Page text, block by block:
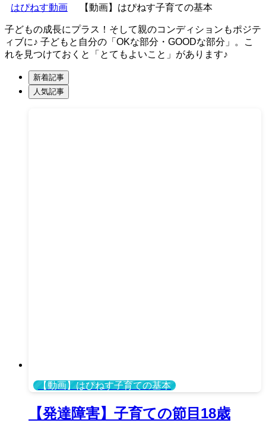
はぴねす動画 【動画】はぴねす子育ての基本
子どもの成長にプラス！そして親のコンディションもポジテ
ィブに♪ 子どもと自分の「OKな部分・GOODな部分」。こ
れを見つけておくと「とてもよいこと」があります♪
新着記事
人気記事
【動画】はぴねす子育ての基本
【発達障害】子育ての節目18歳